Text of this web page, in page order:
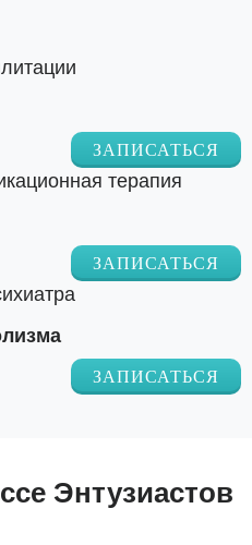
ЗАПИСАТЬСЯ
ЗАПИСАТЬСЯ
ЗАПИСАТЬСЯ
Энтузиастов